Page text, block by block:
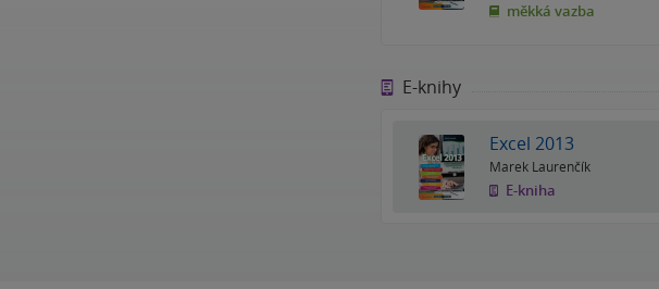
měkká vazba
E-knihy
Excel 2013
Marek Laurenčík
E-kniha